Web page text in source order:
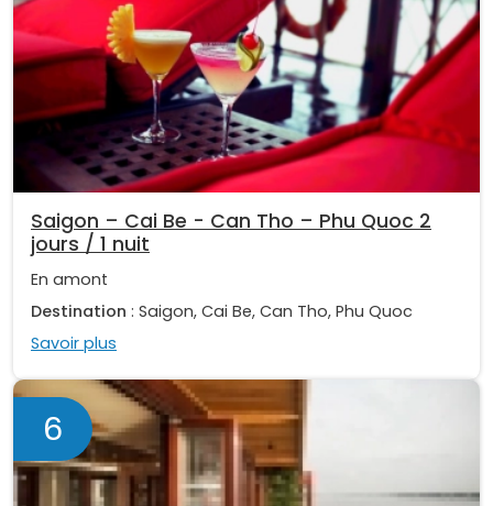
Saigon – Cai Be - Can Tho – Phu Quoc 2
jours / 1 nuit
En amont
Destination : Saigon, Cai Be, Can Tho, Phu Quoc
Savoir plus
6